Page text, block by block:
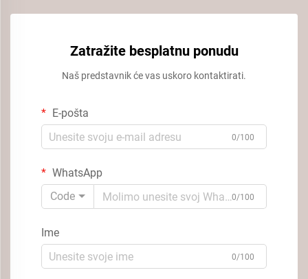
Zatražite besplatnu ponudu
Naš predstavnik će vas uskoro kontaktirati.
E-pošta
0/100
WhatsApp
Code
0/100
Ime
0/100